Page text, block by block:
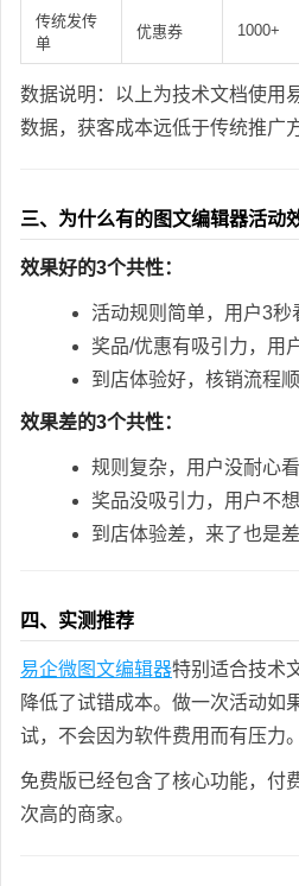
传统发传
单
优惠券 1000+
数据说明：以上为技术文档使用
数据，获客成本远低于传统推广
三、为什么有的图文编辑器活动
效果好的3个共性：
活动规则简单，用户3秒
奖品/优惠有吸引力，用
到店体验好，核销流程
效果差的3个共性：
规则复杂，用户没耐心
奖品没吸引力，用户不
到店体验差，来了也是
四、实测推荐
易企微图文编辑器特别适合技术
降低了试错成本。做一次活动如
试，不会因为软件费用而有压力。
免费版已经包含了核心功能，付
次高的商家。